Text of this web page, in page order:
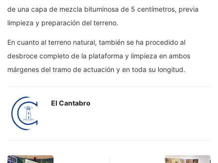
de una capa de mezcla bituminosa de 5 centímetros, previa
limpieza y preparación del terreno.
En cuanto al terreno natural, también se ha procedido al
desbroce completo de la plataforma y limpieza en ambos
márgenes del tramo de actuación y en toda su longitud.
El Cantabro